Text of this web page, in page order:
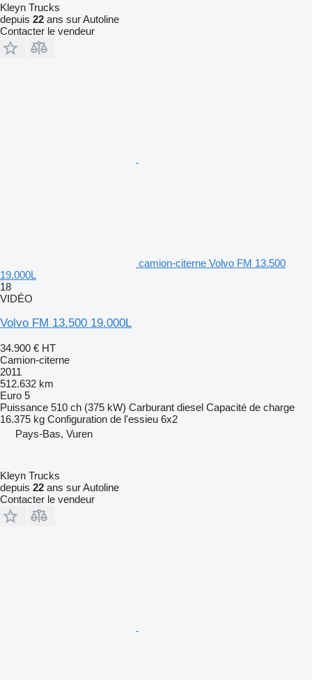
Kleyn Trucks
depuis 22 ans sur Autoline
Contacter le vendeur
camion-citerne Volvo FM 13.500
19.000L
18
VIDÉO
Volvo FM 13.500 19.000L
34.900 € HT
Camion-citerne
2011
512.632 km
Euro 5
Puissance 510 ch (375 kW) Carburant diesel Capacité de charge
16.375 kg Configuration de l'essieu 6x2
Pays-Bas, Vuren
Kleyn Trucks
depuis 22 ans sur Autoline
Contacter le vendeur